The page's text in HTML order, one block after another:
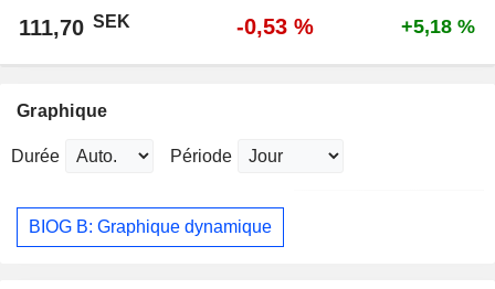
111,70 SEK -0,53 % +5,18 %
Graphique
Durée Période
BIOG B: Graphique dynamique